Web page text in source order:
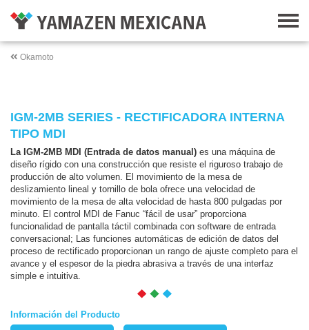
Okamoto
IGM-2MB SERIES - RECTIFICADORA INTERNA
TIPO MDI
La IGM-2MB MDI (Entrada de datos manual) es una máquina de
diseño rígido con una construcción que resiste el riguroso trabajo de
producción de alto volumen. El movimiento de la mesa de
deslizamiento lineal y tornillo de bola ofrece una velocidad de
movimiento de la mesa de alta velocidad de hasta 800 pulgadas por
minuto. El control MDI de Fanuc “fácil de usar” proporciona
funcionalidad de pantalla táctil combinada con software de entrada
conversacional; Las funciones automáticas de edición de datos del
proceso de rectificado proporcionan un rango de ajuste completo para el
avance y el espesor de la piedra abrasiva a través de una interfaz
simple e intuitiva.
Información del Producto